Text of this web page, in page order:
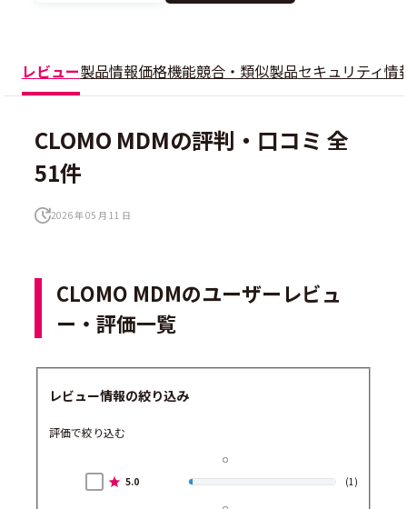
レビュー製品情報価格機能競合・類似製品セキュリティ情
CLOMO MDMの評判・口コミ 全
51件
2026 年 05 月 11 日
CLOMO MDMのユーザーレビュ
ー・評価一覧
レビュー情報の絞り込み
評価で絞り込む
5.0 (1)